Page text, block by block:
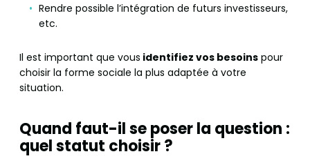
Rendre possible l’intégration de futurs investisseurs,
etc.
Il est important que vous identifiez vos besoins pour
choisir la forme sociale la plus adaptée à votre
situation.
Quand faut-il se poser la question :
quel statut choisir ?